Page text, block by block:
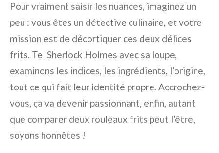
Pour vraiment saisir les nuances, imaginez un
peu : vous êtes un détective culinaire, et votre
mission est de décortiquer ces deux délices
frits. Tel Sherlock Holmes avec sa loupe,
examinons les indices, les ingrédients, l’origine,
tout ce qui fait leur identité propre. Accrochez-
vous, ça va devenir passionnant, enfin, autant
que comparer deux rouleaux frits peut l’être,
soyons honnêtes !